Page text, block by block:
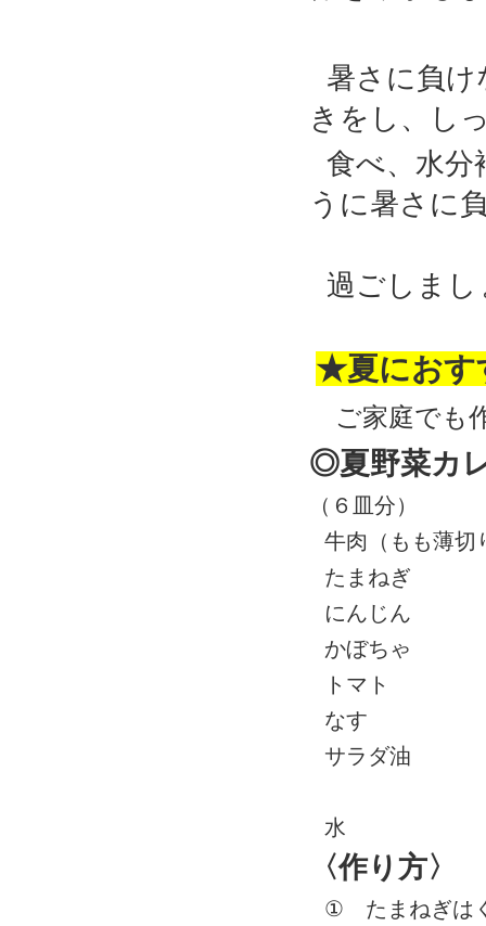
暑さに負
きをし、し
食べ、水分
うに暑さに
過ごしまし
★夏におす
ご家庭でも
◎夏野菜カ
（ ６皿分）
牛肉（もも薄
たまね
にんじ
かぼち
トマ
なす
サラダ
水 ８
〈作り方〉
① たまねぎは